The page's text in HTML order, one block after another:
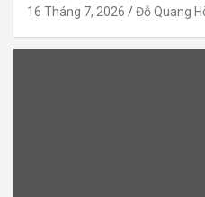
16 Tháng 7, 2026 Đỗ Quang